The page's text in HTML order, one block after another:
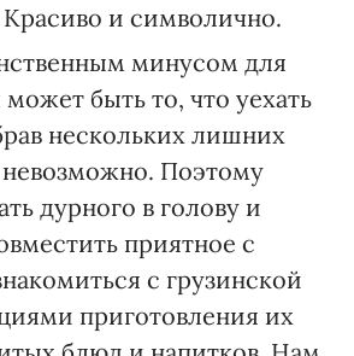
и символично.
минусом для
быть то, что уехать
нескольких лишних
Поэтому
дурного в голову и
приятное с
с грузинской
приготовления их